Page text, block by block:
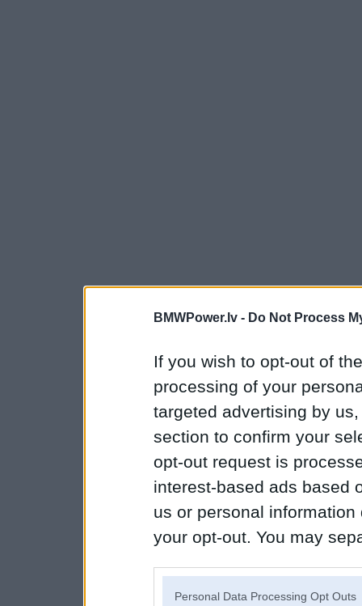
BMWPower.lv - Do Not Process
If you wish to opt-out of
processing of your
targeted advertising by
section to confirm your
opt-out request is
interest-based ads based
us or personal
your opt-out. You may
Personal Data Processing Opt Outs